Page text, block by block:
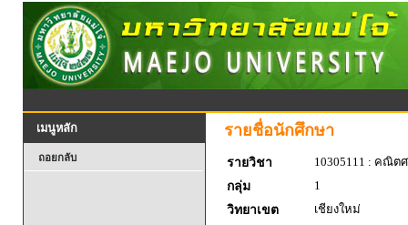
เมนูหลัก
ถอยกลับ
รายชื่อนักศึกษา
รายวิชา
10305111 : คณิต
กลุ่ม
1
วิทยาเขต
เชียงใหม่